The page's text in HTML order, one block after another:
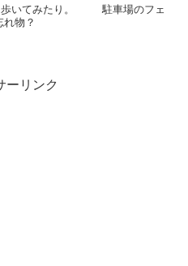
歩いてみたり。 駐車場のフェ
物？
ーリンク